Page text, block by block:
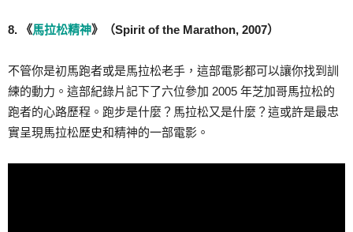
8. 《馬拉松精神》（Spirit of the Marathon, 2007）
不管你是初馬跑者或是馬拉松老手，這部電影都可以讓你找到訓
練的動力。這部紀錄片記下了六位參加 2005 年芝加哥馬拉松的
跑者的心路歷程。跑步是什麼？馬拉松又是什麼？這或許是最忠
實呈現馬拉松歷史和精神的一部電影。